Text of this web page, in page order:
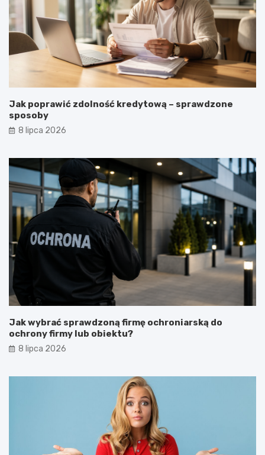
Jak poprawić zdolność kredytową – sprawdzone
sposoby
8 lipca 2026
Jak wybrać sprawdzoną firmę ochroniarską do
ochrony firmy lub obiektu?
8 lipca 2026